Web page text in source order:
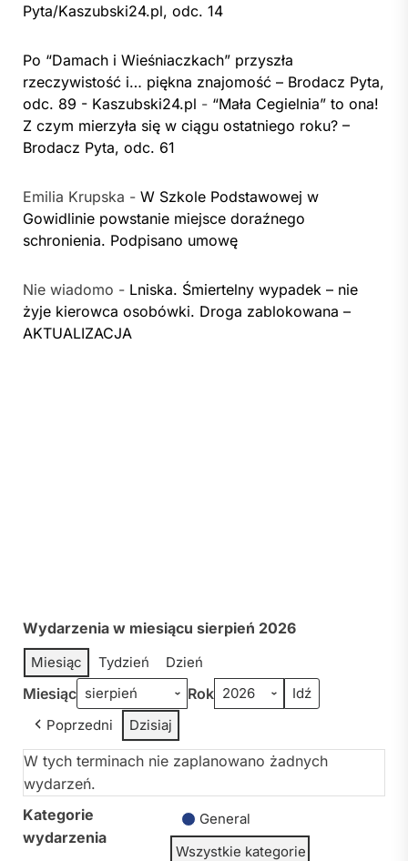
Pyta/Kaszubski24.pl, odc. 14
Po “Damach i Wieśniaczkach” przyszła
rzeczywistość i… piękna znajomość – Brodacz Pyta,
odc. 89 - Kaszubski24.pl - “Mała Cegielnia” to ona!
Z czym mierzyła się w ciągu ostatniego roku? –
Brodacz Pyta, odc. 61
Emilia Krupska - W Szkole Podstawowej w
Gowidlinie powstanie miejsce doraźnego
schronienia. Podpisano umowę
Nie wiadomo - Lniska. Śmiertelny wypadek – nie
żyje kierowca osobówki. Droga zablokowana –
AKTUALIZACJA
Wydarzenia w miesiącu sierpień 2026
Miesiąc Tydzień Dzień
Miesiąc Rok
Poprzedni Dzisiaj
W tych terminach nie zaplanowano żadnych
wydarzeń.
Kategorie
wydarzenia
General
Wszystkie kategorie